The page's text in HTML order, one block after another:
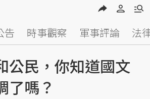
告 時事觀察 軍事評論 法
公民，你知道國文
了嗎？